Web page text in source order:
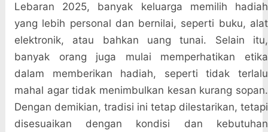
Lebaran 2025, banyak keluarga memilih hadiah
yang lebih personal dan bernilai, seperti buku, alat
elektronik, atau bahkan uang tunai. Selain itu,
banyak orang juga mulai memperhatikan etika
dalam memberikan hadiah, seperti tidak terlalu
mahal agar tidak menimbulkan kesan kurang sopan.
Dengan demikian, tradisi ini tetap dilestarikan, tetapi
disesuaikan dengan kondisi dan kebutuhan